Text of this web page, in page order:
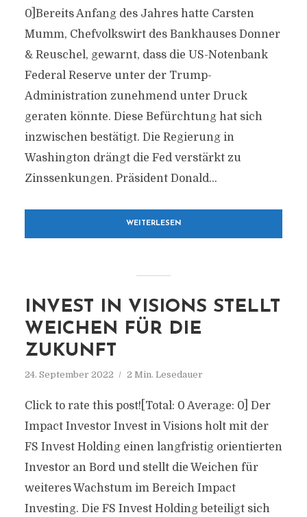
0]Bereits Anfang des Jahres hatte Carsten
Mumm, Chefvolkswirt des Bankhauses Donner
& Reuschel, gewarnt, dass die US-Notenbank
Federal Reserve unter der Trump-
Administration zunehmend unter Druck
geraten könnte. Diese Befürchtung hat sich
inzwischen bestätigt. Die Regierung in
Washington drängt die Fed verstärkt zu
Zinssenkungen. Präsident Donald...
WEITERLESEN
INVEST IN VISIONS STELLT
WEICHEN FÜR DIE
ZUKUNFT
24. September 2022 2 Min. Lesedauer
Click to rate this post![Total: 0 Average: 0] Der
Impact Investor Invest in Visions holt mit der
FS Invest Holding einen langfristig orientierten
Investor an Bord und stellt die Weichen für
weiteres Wachstum im Bereich Impact
Investing. Die FS Invest Holding beteiligt sich